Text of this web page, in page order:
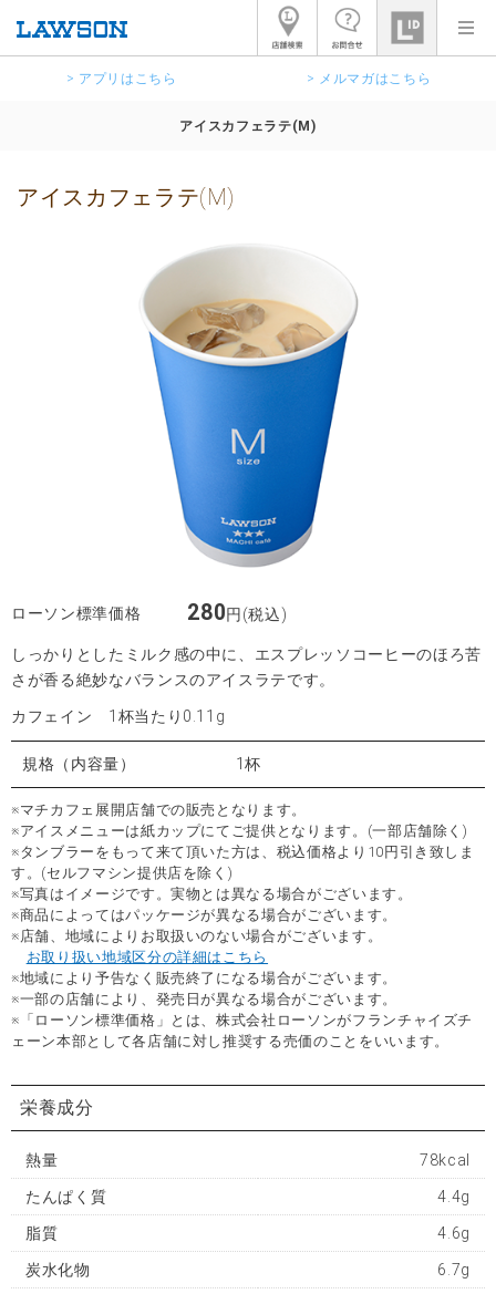
> アプリはこちら > メルマガはこちら
アイスカフェラテ(M)
アイスカフェラテ(M)
ローソン標準価格 280円(税込)
しっかりとしたミルク感の中に、エスプレッソコーヒーのほろ苦
さが香る絶妙なバランスのアイスラテです。
カフェイン 1杯当たり0.11g
規格（内容量） 1杯
※マチカフェ展開店舗での販売となります。
※アイスメニューは紙カップにてご提供となります。(一部店舗除く)
※タンブラーをもって来て頂いた方は、税込価格より10円引き致しま
す。(セルフマシン提供店を除く)
※写真はイメージです。実物とは異なる場合がございます。
※商品によってはパッケージが異なる場合がございます。
※店舗、地域によりお取扱いのない場合がございます。
お取り扱い地域区分の詳細はこちら
※地域により予告なく販売終了になる場合がございます。
※一部の店舗により、発売日が異なる場合がございます。
※「ローソン標準価格」とは、株式会社ローソンがフランチャイズチ
ェーン本部として各店舗に対し推奨する売価のことをいいます。
栄養成分
熱量 78kcal
たんぱく質 4.4g
脂質 4.6g
炭水化物 6.7g